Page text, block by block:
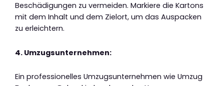
Beschädigungen zu vermeiden. Markiere die Kartons
mit dem Inhalt und dem Zielort, um das Auspacken
zu erleichtern.
4. Umzugsunternehmen:
Ein professionelles Umzugsunternehmen wie Umzug